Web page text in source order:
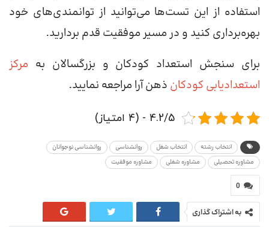
استفاده از این تست‌ها می‌توانید از توانمندی‌های خود
بهره‌برداری کنید و در مسیر موفقیت قدم بردارید.
برای سنجش استعداد کودکان و بزرگسالان به مرکز
استعدادیابی کودکان ذهن آرا مراجعه نمایید.
4.2/5 - (4 امتیاز)
انتخاب رشته انتخاب شغل روانشناسی
روانشناسی نوجوانان
مشاوره تحصیلی
مشاوره شغلی مشاوره موفقیت
0
به اشتراک گذاری